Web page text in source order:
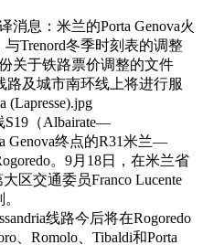
消息：米兰的Porta Genova火
Trenord冬季时刻表的调整
关于铁路票价调整的文件
及城市南环线上将进行服
（Albairate—
Genova终点的R31米兰—
。9月18日，在米兰省
区交通委员Franco Lucente
线路今后将在Rogoredo
、Romolo、Tibaldi和Porta